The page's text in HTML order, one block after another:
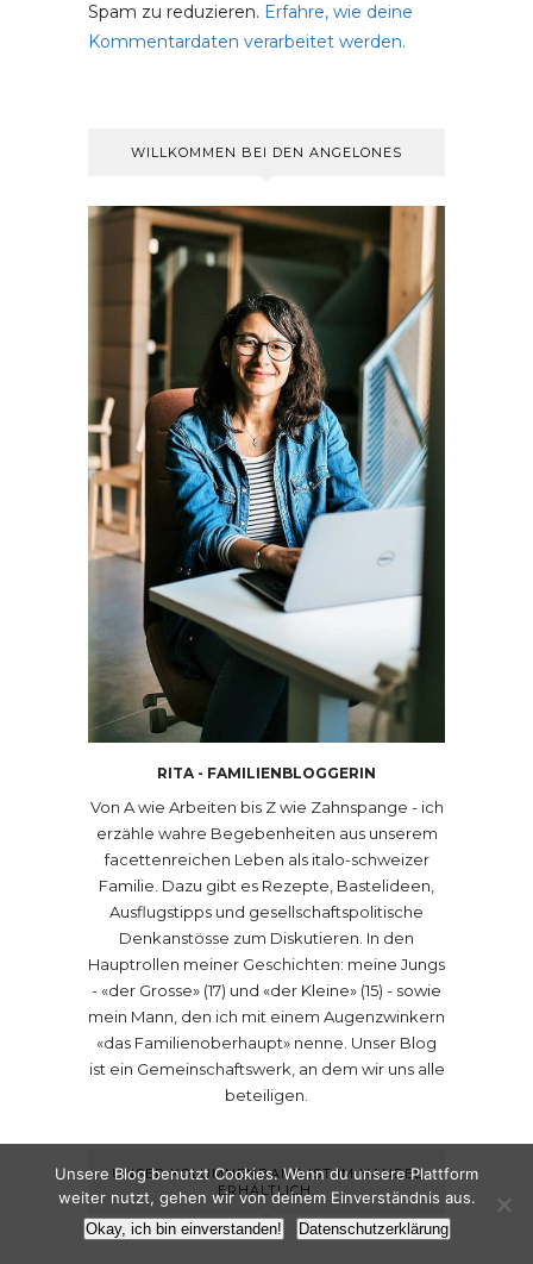
Spam zu reduzieren. Erfahre, wie deine
Kommentardaten verarbeitet werden.
WILLKOMMEN BEI DEN ANGELONES
RITA - FAMILIENBLOGGERIN
Von A wie Arbeiten bis Z wie Zahnspange - ich
erzähle wahre Begebenheiten aus unserem
facettenreichen Leben als italo-schweizer
Familie. Dazu gibt es Rezepte, Bastelideen,
Ausflugstipps und gesellschaftspolitische
Denkanstösse zum Diskutieren. In den
Hauptrollen meiner Geschichten: meine Jungs
- «der Grosse» (17) und «der Kleine» (15) - sowie
mein Mann, den ich mit einem Augenzwinkern
«das Familienoberhaupt» nenne. Unser Blog
ist ein Gemeinschaftswerk, an dem wir uns alle
beteiligen.
UNSER KOLUMNENBAND IST IM HANDEL
ERHÄLTLICH.
Unsere Blog benutzt Cookies. Wenn du unsere Plattform
weiter nutzt, gehen wir von deinem Einverständnis aus.
Okay, ich bin einverstanden! Datenschutzerklärung